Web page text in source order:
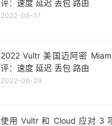
评：速度 延迟 丢包 路由
2022-06-17
2022 Vultr 美国迈阿密
评：速度 延迟 丢包 路由
2022-06-29
使用 Vultr 和 Cloud 应对 3